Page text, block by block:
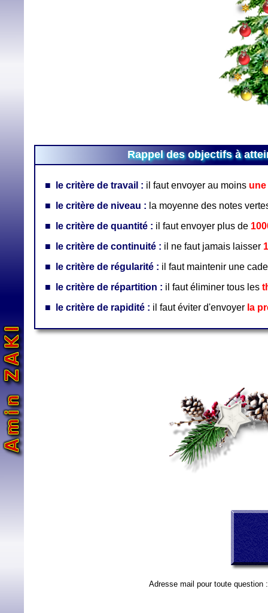
Rappel des objectifs à
■ le critère de travail : il faut envoyer au moins
■
le critère de niveau : la moyenne des notes
■
le critère de quantité : il faut envoyer plus de
■
le critère de continuité : il ne faut jamais laisser
■
le critère de régularité : il faut maintenir une
■
le critère de répartition : il faut éliminer tous les
■
le critère de rapidité : il faut éviter d'envoyer la
Adresse mail pour toute question